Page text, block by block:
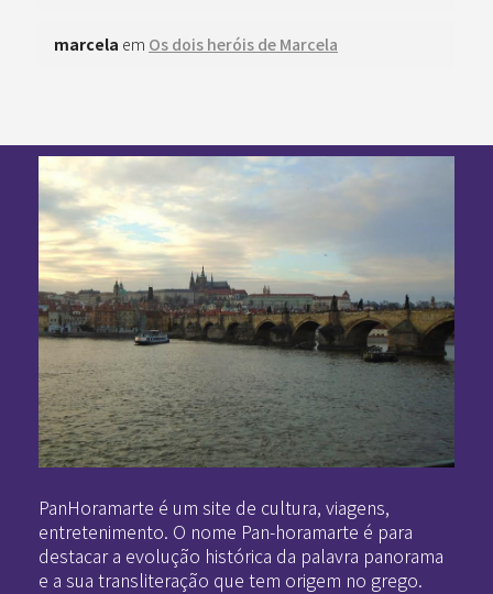
marcela em Os dois heróis de Marcela
PanHoramarte é um site de cultura, viagens,
entretenimento. O nome Pan-horamarte é para
destacar a evolução histórica da palavra panorama
e a sua transliteração que tem origem no grego.